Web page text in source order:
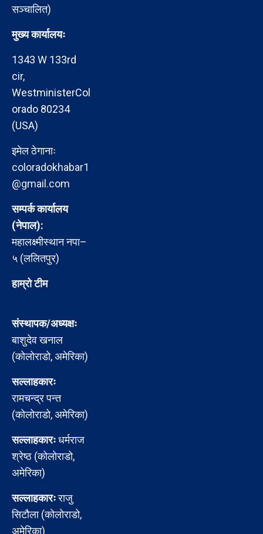
सञ्चालित)
मुख्य कार्यालयः
1343 W 133rd
cir,
WestministerCol
orado 80234
(USA)
इमेल ठेगानाः
coloradokhabar1
@gmail.com
सम्पर्क कार्यालय
(नेपाल):
महालक्ष्मीस्थान नपा–
५ (ललितपुर)
हाम्रो टीम
संस्थापक/अध्यक्षः
बाशुदेव खनाल
(कोलोराडो, अमेरिका)
सल्लाहकारः
रामचन्द्र पन्त
(कोलोराडो, अमेरिका)
सल्लाहकारःधर्मराज
श्रेष्ठ (कोलोराडो,
अमेरिका)
सल्लाहकारःराजु
सिटौला (कोलोराडो,
अमेरिका)